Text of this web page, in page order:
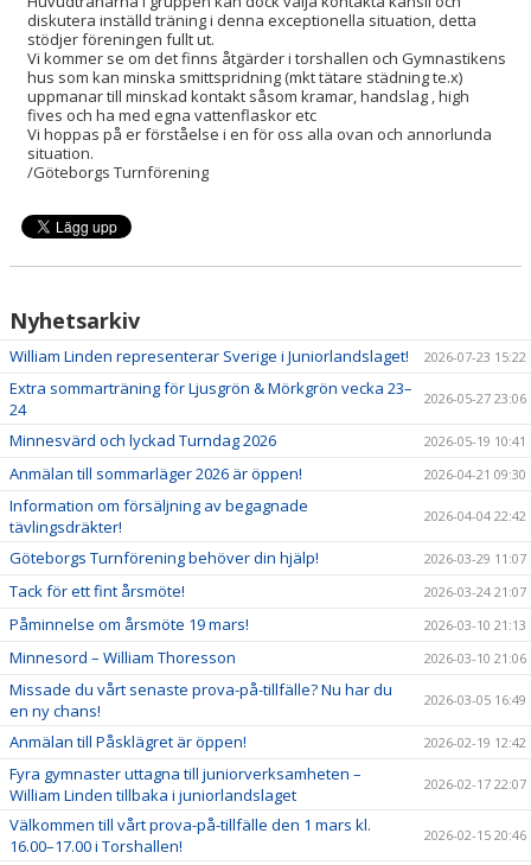
diskutera inställd träning i denna exceptionella situation, detta
stödjer föreningen fullt ut.
Vi kommer se om det finns åtgärder i torshallen och Gymnastikens
hus som kan minska smittspridning (mkt tätare städning te.x)
uppmanar till minskad kontakt såsom kramar, handslag , high
fives och ha med egna vattenflaskor etc
Vi hoppas på er förståelse i en för oss alla ovan och annorlunda
situation.
/Göteborgs Turnförening
Nyhetsarkiv
William Linden representerar Sverige i Juniorlandslaget! 2026-07-23 15:22
Extra sommarträning för Ljusgrön & Mörkgrön vecka 23–
24
2026-05-27 23:06
Minnesvärd och lyckad Turndag 2026 2026-05-19 10:41
Anmälan till sommarläger 2026 är öppen! 2026-04-21 09:30
Information om försäljning av begagnade
tävlingsdräkter!
2026-04-04 22:42
Göteborgs Turnförening behöver din hjälp! 2026-03-29 11:07
Tack för ett fint årsmöte! 2026-03-24 21:07
Påminnelse om årsmöte 19 mars! 2026-03-10 21:13
Minnesord – William Thoresson 2026-03-10 21:06
Missade du vårt senaste prova-på-tillfälle? Nu har du
en ny chans!
2026-03-05 16:49
Anmälan till Påsklägret är öppen! 2026-02-19 12:42
Fyra gymnaster uttagna till juniorverksamheten –
William Linden tillbaka i juniorlandslaget
2026-02-17 22:07
Välkommen till vårt prova-på-tillfälle den 1 mars kl.
16.00–17.00 i Torshallen!
2026-02-15 20:46